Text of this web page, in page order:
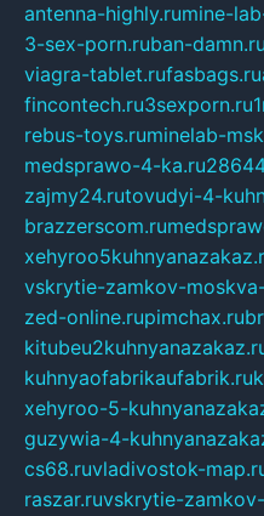
antenna-highly.rumine-
3-sex-porn.ruban-damn.ru
viagra-tablet.rufasbags.ru
fincontech.ru3sexporn.ru
rebus-toys.ruminelab-
medsprawo-4-ka.ru
zajmy24.rutovudyi-4-
brazzerscom.ru
vskrytie-zamkov-moskva-
zed-online.rupimchax.ru
kuhnyaofabrikaufabrik.ru
xehyroo-5-
guzywia-4-
cs68.ruvladivostok-
raszar.ruvskrytie-